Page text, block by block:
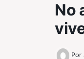
No
Por